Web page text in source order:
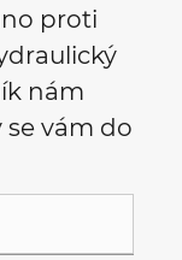
proti
nám
se vám do